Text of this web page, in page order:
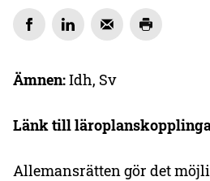
Ämnen:Idh, Sv
Länk till
Allemansrätten gör det